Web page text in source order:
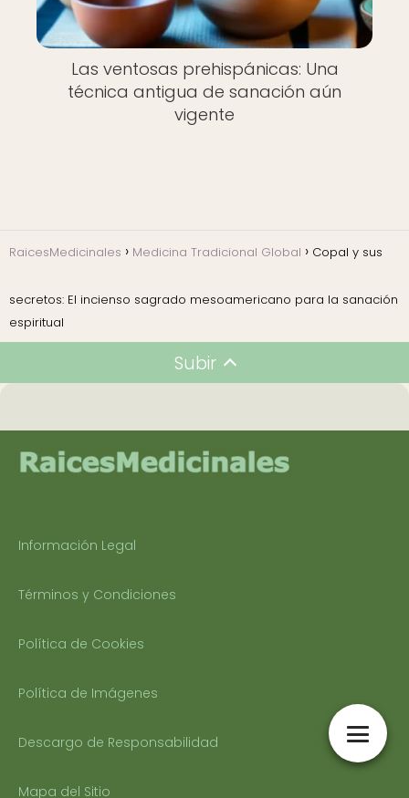
Las ventosas prehispánicas: Una
técnica antigua de sanación aún
vigente
RaicesMedicinales Medicina Tradicional Global Copal y sus
secretos: El incienso sagrado mesoamericano para la sanación
espiritual
Subir
Información Legal
Términos y Condiciones
Política de Cookies
Política de Imágenes
Descargo de Responsabilidad
Mapa del Sitio